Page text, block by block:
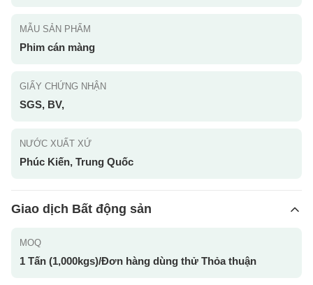
MẪU SẢN PHẨM
Phim cán màng
GIẤY CHỨNG NHẬN
SGS, BV,
NƯỚC XUẤT XỨ
Phúc Kiến, Trung Quốc
Giao dịch Bất động sản
MOQ
1 Tấn (1,000kgs)/Đơn hàng dùng thử Thỏa thuận